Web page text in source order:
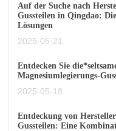
Auf der Suche nach
Gussteilen in Qingdao:
Lösungen
2025-05-21
Entdecken Sie
Magnesiumlegierungs-
2025-05-18
Entdeckung von
Gussteilen: Eine